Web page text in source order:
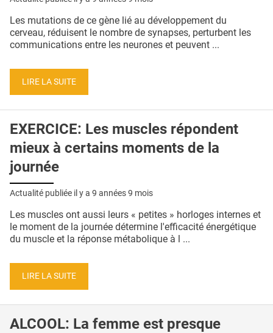
QUI SOMMES-NOUS ?
CONDITIONS GÉNÉRALES
CRÉDITS
Les mutations de ce gène lié au développement du
cerveau, réduisent le nombre de synapses, perturbent les
communications entre les neurones et peuvent ...
LIRE LA SUITE
EXERCICE: Les muscles répondent
mieux à certains moments de la
journée
Actualité publiée il y a 9 années 9 mois
Les muscles ont aussi leurs « petites » horloges internes et
le moment de la journée détermine l'efficacité énergétique
du muscle et la réponse métabolique à l ...
LIRE LA SUITE
ALCOOL: La femme est presque